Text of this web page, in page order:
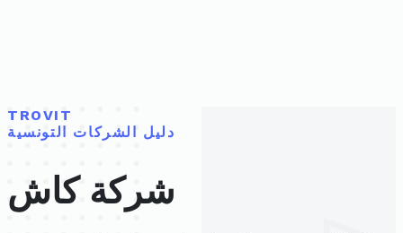
TROVIT
دليل الشركات التونسية
شركة كاش